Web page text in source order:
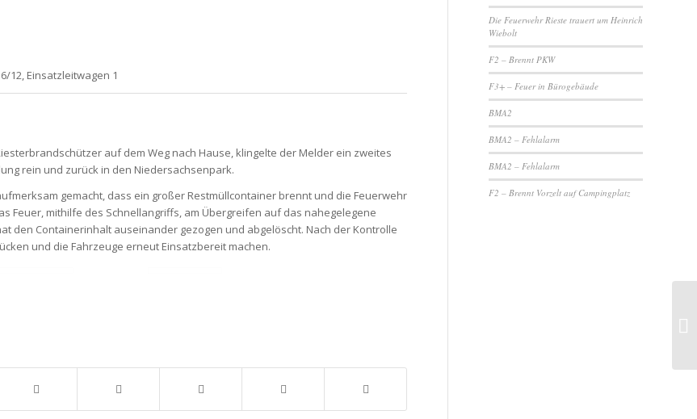
12, Einsatzleitwagen 1
auf dem Weg nach Hause, klingelte der Melder ein zweites
rein und zurück in den Niedersachsenpark.
gemacht, dass ein großer Restmüllcontainer brennt und die Feuerwehr
Feuer, mithilfe des Schnellangriffs, am Übergreifen auf das nahegelegene
den Containerinhalt auseinander gezogen und abgelöscht. Nach der Kontrolle
und die Fahrzeuge erneut Einsatzbereit machen.
Die Feuerwehr Rieste trauert um Heinrich
Wiebolt
F2 – Brennt PKW
F3+ – Feuer in Bürogebäude
BMA2
BMA2 – Fehlalarm
BMA2 – Fehlalarm
F2 – Brennt Vorzelt auf Campingplatz